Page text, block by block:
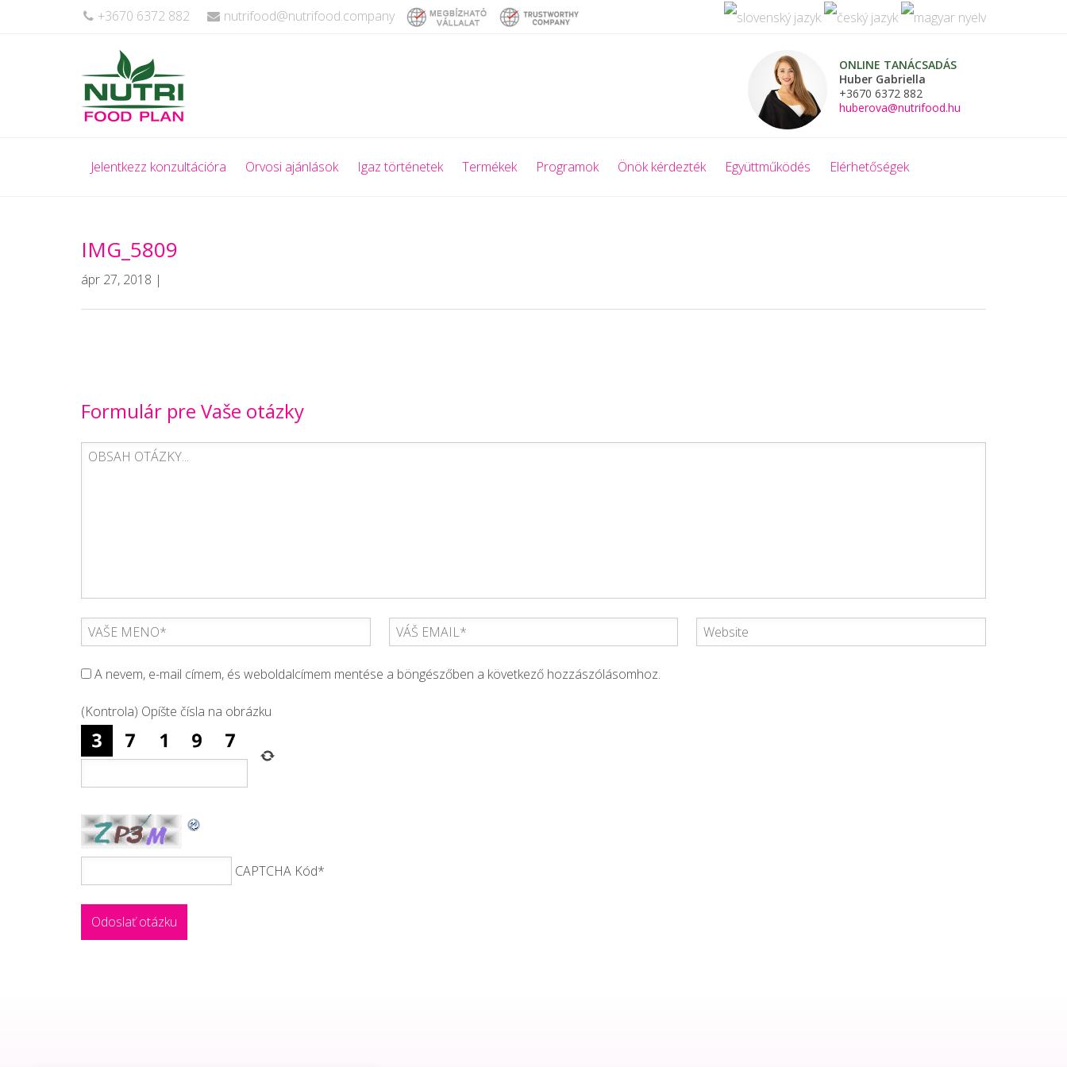
+3670 6372 882 nutrifood@nutrifood.company
ONLINE TANÁCSADÁS
Huber Gabriella
+3670 6372 882
huberova@nutrifood.hu
Jelentkezz konzultációra Orvosi ajánlások Igaz történetek Termékek Programok Önök kérdezték Együttműködés Elérhetőségek
IMG_5809
ápr 27, 2018 |
Formulár pre Vaše otázky
A nevem, e-mail címem, és weboldalcímem mentése a böngészőben a következő hozzászólásomhoz.
(Kontrola) Opíšte čísla na obrázku
CAPTCHA Kód*